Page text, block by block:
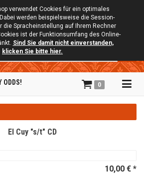
verwendet Cookies für ein optimales
werden beispielsweise die Session-
die Spracheinstellung auf Ihrem Rechner
ist der Funktionsumfang des Online-
Sind Sie damit nicht einverstanden,
klicken Sie bitte hier.
ODDS! 0
El Cuy "s/t" CD
10,00 € *